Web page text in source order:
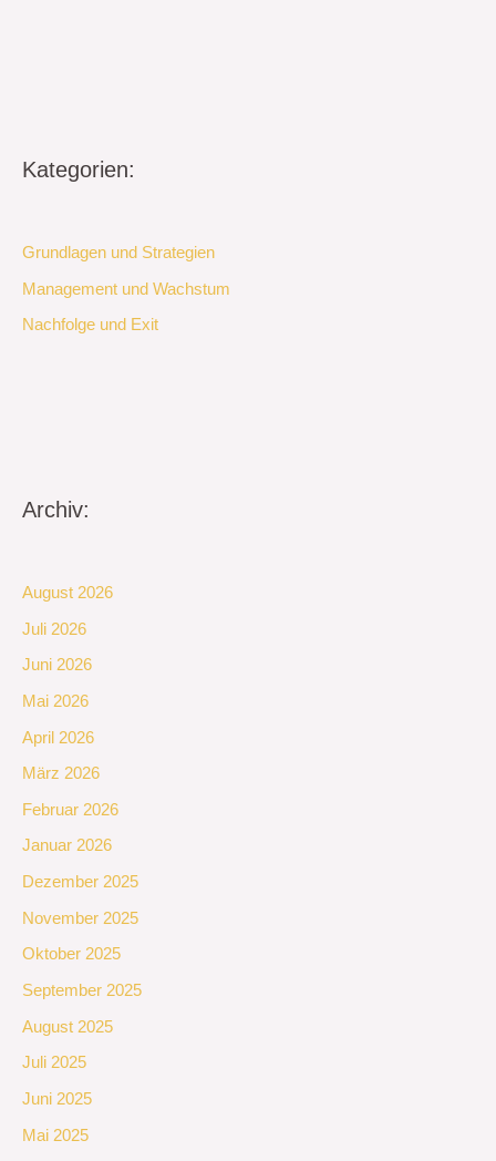
Kategorien:
Grundlagen und Strategien
Management und Wachstum
Nachfolge und Exit
Archiv:
August 2026
Juli 2026
Juni 2026
Mai 2026
April 2026
März 2026
Februar 2026
Januar 2026
Dezember 2025
November 2025
Oktober 2025
September 2025
August 2025
Juli 2025
Juni 2025
Mai 2025